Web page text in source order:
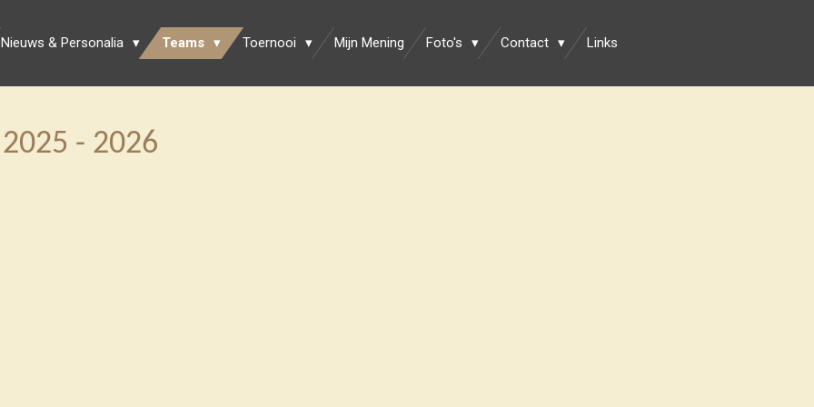
Nieuws & Personalia Teams Toernooi Mijn Mening Foto's Contact Links
- 2026